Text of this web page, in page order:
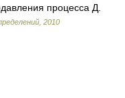
процесса Д.
2010